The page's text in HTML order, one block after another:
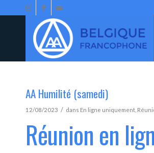
AA Humilité (samedi)
12/08/2023 / dans En ligne uniquement
Réunion en